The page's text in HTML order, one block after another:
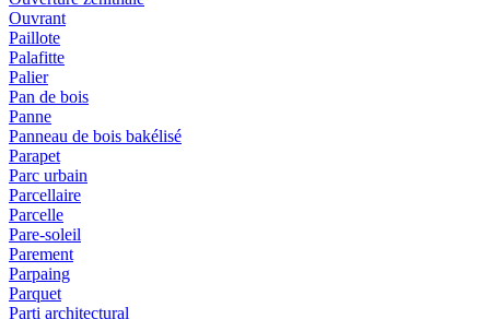
Ouvrant
Paillote
Palafitte
Palier
Pan de bois
Panne
Panneau de bois bakélisé
Parapet
Parc urbain
Parcellaire
Parcelle
Pare-soleil
Parement
Parpaing
Parquet
Parti architectural